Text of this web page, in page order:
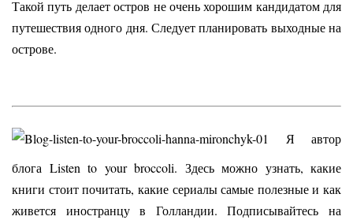
Такой путь делает остров не очень хорошим кандидатом для
путешествия одного дня. Следует планировать выходные на
острове.
Я автор
блога Listen to your broccoli. Здесь можно узнать, какие
книги стоит почитать, какие сериалы самые полезные и как
живется иностранцу в Голландии. Подписывайтесь на